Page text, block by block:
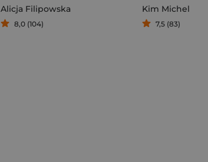
Alicja Filipowska
8,0 (104)
Kim Michele
7,5 (83)